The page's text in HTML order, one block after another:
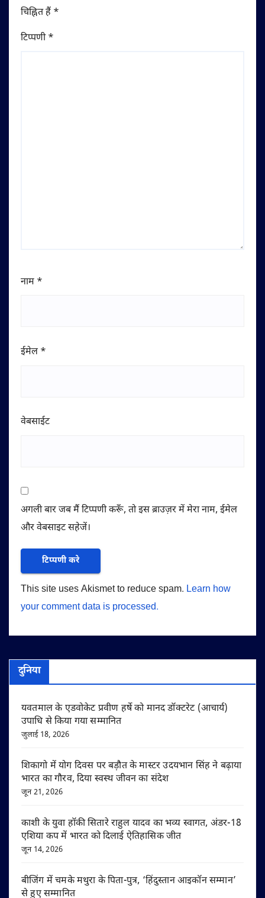
चिह्नित हैं *
टिप्पणी*
नाम *
ईमेल *
वेबसाईट
अगली बार जब मैं टिप्पणी करूँ, तो इस ब्राउज़र में मेरा नाम, ईमेल
और वेबसाइट सहेजें।
This site uses Akismet to reduce spam. Learn how
your comment data is processed.
दुनिया
यवतमाल के एडवोकेट प्रवीण हर्षे को मानद डॉक्टरेट (आचार्य)
उपाधि से किया गया सम्मानित
जुलाई 18, 2026
शिकागो में योग दिवस पर बड़ौत के मास्टर उदयभान सिंह ने बढ़ाया
भारत का गौरव, दिया स्वस्थ जीवन का संदेश
जून 21, 2026
काशी के युवा हॉकी सितारे राहुल यादव का भव्य स्वागत, अंडर-18
एशिया कप में भारत को दिलाई ऐतिहासिक जीत
जून 14, 2026
बीजिंग में चमके मथुरा के पिता-पुत्र, ‘हिंदुस्तान आइकॉन सम्मान’
से हुए सम्मानित